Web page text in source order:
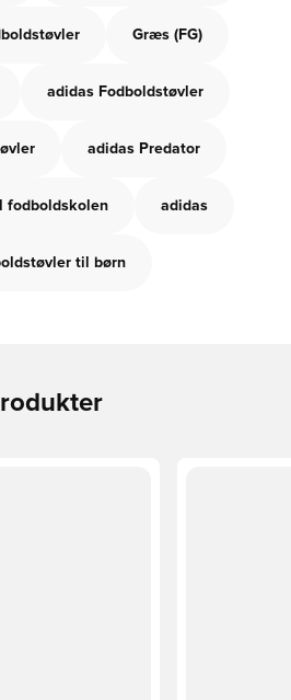
Græs (FG)
adidas Fodboldstøvler
adidas Predator
fodboldskolen adidas
til børn